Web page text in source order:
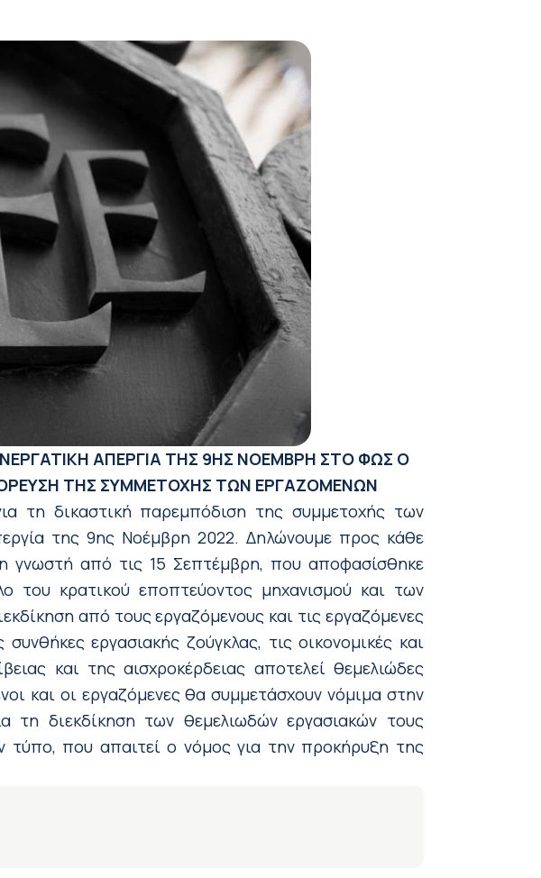
ΑΠΕΡΓΙΑ ΤΗΣ 9ΗΣ ΝΟΕΜΒΡΗ ΣΤΟ ΦΩΣ Ο
ΤΗΣ ΣΥΜΜΕΤΟΧΗΣ ΤΩΝ ΕΡΓΑΖΟΜΕΝΩΝ
τη δικαστική παρεμπόδιση της συμμετοχής των
της 9ης Νοέμβρη 2022. Δηλώνουμε προς κάθε
γνωστή από τις 15 Σεπτέμβρη, που αποφασίσθηκε
κρατικού εποπτεύοντος μηχανισμού και των
από τους εργαζόμενους και τις εργαζόμενες
εργασιακής ζούγκλας, τις οικονομικές και
και της αισχροκέρδειας αποτελεί θεμελιώδες
και οι εργαζόμενες θα συμμετάσχουν νόμιμα στην
τη διεκδίκηση των θεμελιωδών εργασιακών τους
που απαιτεί ο νόμος για την προκήρυξη της